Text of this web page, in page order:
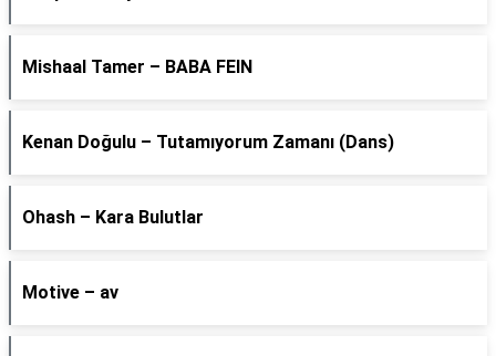
Mishaal Tamer – BABA FEIN
Kenan Doğulu – Tutamıyorum Zamanı (Dans)
Ohash – Kara Bulutlar
Motive – av